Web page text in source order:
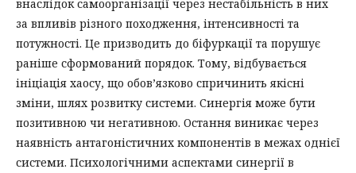
внаслідок самоорганізації через нестабільність в них
за впливів різного походження, інтенсивності та
потужності. Це призводить до біфуркації та порушує
раніше сформований порядок. Тому, відбувається
ініціація хаосу, що обов’язково спричинить якісні
зміни, шлях розвитку системи. Синергія може бути
позитивною чи негативною. Остання виникає через
наявність антагоністичних компонентів в межах однієї
системи. Психологічними аспектами синергії в